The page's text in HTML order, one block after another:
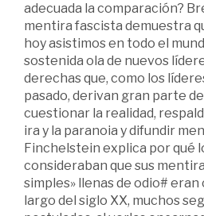
adecuada la comparación?
mentira fascista demuestra
hoy asistimos en todo el
sostenida ola de nuevos
derechas que, como los
pasado, derivan gran parte
cuestionar la realidad,
ira y la paranoia y difundir
Finchelstein explica por qué
consideraban que sus
simples» llenas de odio# eran
largo del siglo XX, muchos